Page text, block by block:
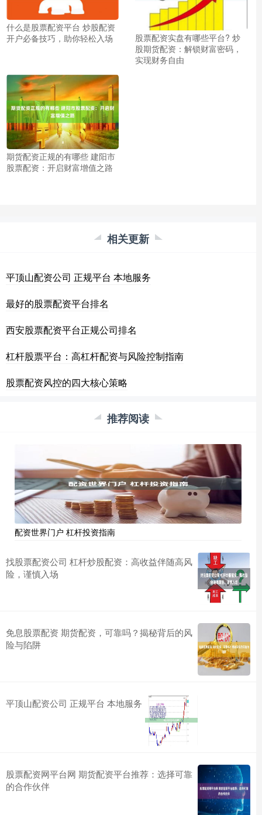
什么是股票配资平台 炒股配资
开户必备技巧，助你轻松入场
股票配资实盘有哪些平台? 炒
股期货配资：解锁财富密码，
实现财务自由
期货配资正规的有哪些 建阳市
股票配资：开启财富增值之路
相关更新
平顶山配资公司 正规平台 本地服务
最好的股票配资平台排名
西安股票配资平台正规公司排名
杠杆股票平台：高杠杆配资与风险控制指南
股票配资风控的四大核心策略
推荐阅读
配资世界门户 杠杆投资指南
找股票配资公司 杠杆炒股配资：高收益伴随高风
险，谨慎入场
免息股票配资 期货配资，可靠吗？揭秘背后的风
险与陷阱
平顶山配资公司 正规平台 本地服务
股票配资网平台网 期货配资平台推荐：选择可靠
的合作伙伴